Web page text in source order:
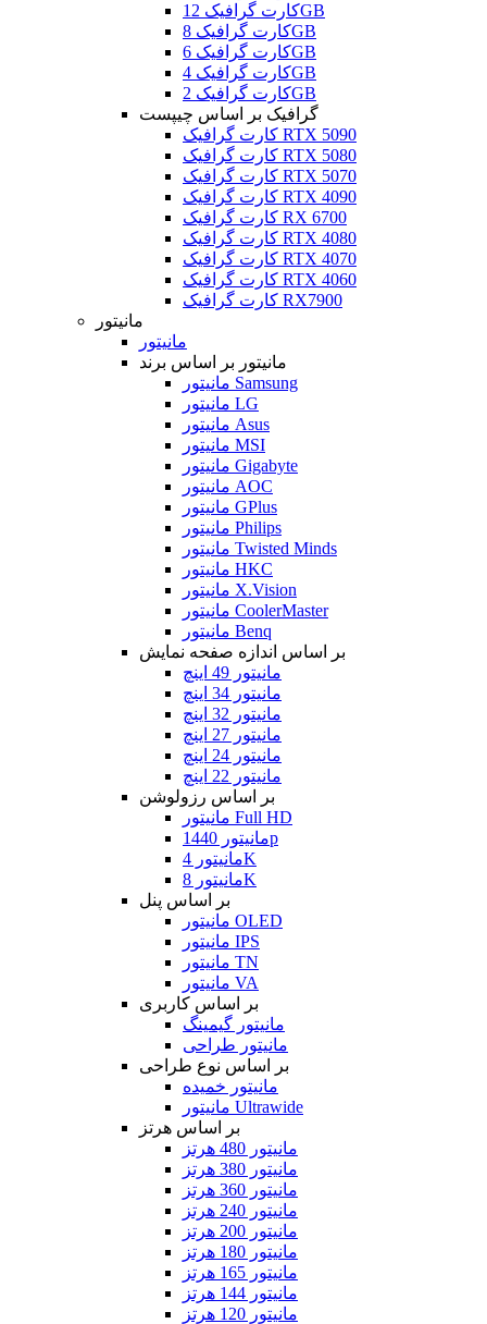
کارت گرافیک 12GB
کارت گرافیک 8GB
کارت گرافیک 6GB
کارت گرافیک 4GB
کارت گرافیک 2GB
گرافیک بر اساس چیپست
کارت گرافیک RTX 5090
کارت گرافیک RTX 5080
کارت گرافیک RTX 5070
کارت گرافیک RTX 4090
کارت گرافیک RX 6700
کارت گرافیک RTX 4080
کارت گرافیک RTX 4070
کارت گرافیک RTX 4060
کارت گرافیک RX7900
مانیتور
مانیتور
مانیتور بر اساس برند
مانیتور Samsung
مانیتور LG
مانیتور Asus
مانیتور MSI
مانیتور Gigabyte
مانیتور AOC
مانیتور GPlus
مانیتور Philips
مانیتور Twisted Minds
مانیتور HKC
مانیتور X.Vision
مانیتور CoolerMaster
مانیتور Benq
بر اساس اندازه صفحه نمایش
مانیتور 49 اینچ
مانیتور 34 اینچ
مانیتور 32 اینچ
مانیتور 27 اینچ
مانیتور 24 اینچ
مانیتور 22 اینچ
بر اساس رزولوشن
مانیتور Full HD
مانیتور 1440p
مانیتور 4K
مانیتور 8K
بر اساس پنل
مانیتور OLED
مانیتور IPS
مانیتور TN
مانیتور VA
بر اساس کاربری
مانیتور گیمینگ
مانیتور طراحی
بر اساس نوع طراحی
مانیتور خمیده
مانیتور Ultrawide
بر اساس هرتز
مانیتور 480 هرتز
مانیتور 380 هرتز
مانیتور 360 هرتز
مانیتور 240 هرتز
مانیتور 200 هرتز
مانیتور 180 هرتز
مانیتور 165 هرتز
مانیتور 144 هرتز
مانیتور 120 هرتز